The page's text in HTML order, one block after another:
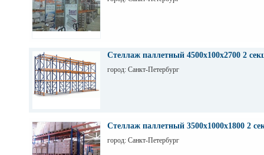
Стеллаж паллетный 4500х100х2700 2
город: Санкт-Петербург
Стеллаж паллетный 3500х1000х1800 2
город: Санкт-Петербург